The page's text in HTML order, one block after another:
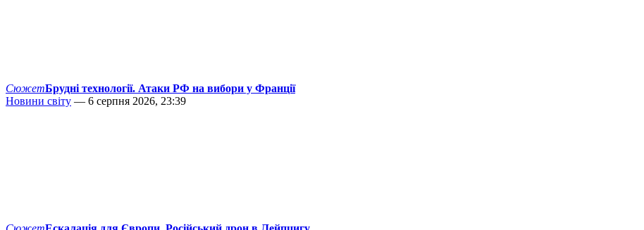
СюжетБрудні технології. Атаки РФ на вибори у Франції
Новини світу — 6 серпня 2026, 23:39